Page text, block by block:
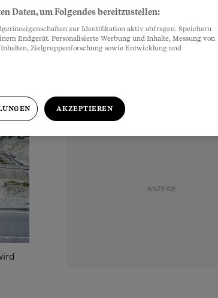
Daten, um Folgendes bereitzustellen:
zur Identifikation aktiv abfragen. Speichern
Endgerät. Personalisierte Werbung und Inhalte, Messung von
Zielgruppenforschung sowie Entwicklung und
AKZEPTIEREN